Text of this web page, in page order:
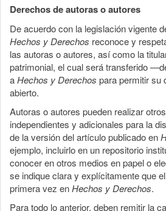
Derechos de autoras o autores
De acuerdo con la legislación vigente
Hechos y Derechos reconoce y
las autoras o autores, así como la
patrimonial, el cual será transferido
aHechos y Derechos para permitir su
abierto.
Autoras o autores pueden realizar
independientes y adicionales para la
de la versión del artículo publicado en
ejemplo, incluirlo en un repositorio
conocer en otros medios en papel o
se indique clara y explícitamente que
primera vez enHechos y Derechos.
Para todo lo anterior, deben remitir la